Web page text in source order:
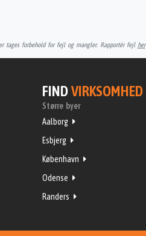
tages forbehold for fejl og mangler. Rapportér fejl her
FINDVIRKSOMHED
Større byer
Aalborg
Esbjerg
København
Odense
Randers